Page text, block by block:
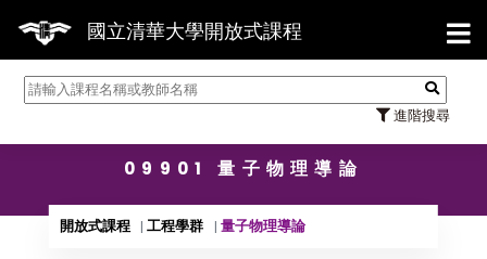
國立清華大學開放式課程
進階搜尋
【7/
09901 量子物理導論
開放式課程 工程學群 量子物理導論